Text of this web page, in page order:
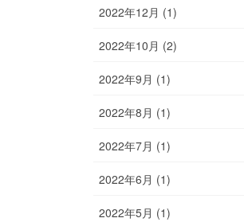
2022年12月 (1)
2022年10月 (2)
2022年9月 (1)
2022年8月 (1)
2022年7月 (1)
2022年6月 (1)
2022年5月 (1)